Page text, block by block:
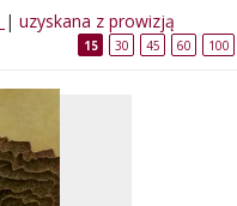
| uzyskana z prowizją
15 30 45 60 100